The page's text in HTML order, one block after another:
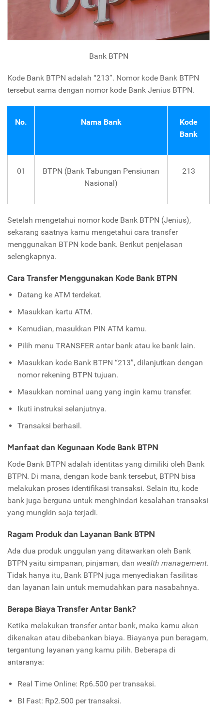
Bank BTPN
Kode Bank BTPN adalah “213”. Nomor kode Bank BTPN
tersebut sama dengan nomor kode Bank Jenius BTPN.
No. Nama Bank
Kode
Bank
01
BTPN (Bank Tabungan Pensiunan
Nasional)
213
Setelah mengetahui nomor kode Bank BTPN (Jenius),
sekarang saatnya kamu mengetahui cara transfer
menggunakan BTPN kode bank. Berikut penjelasan
selengkapnya.
Cara Transfer Menggunakan Kode Bank BTPN
Datang ke ATM terdekat.
Masukkan kartu ATM.
Kemudian, masukkan PIN ATM kamu.
Pilih menu TRANSFER antar bank atau ke bank lain.
Masukkan kode Bank BTPN “213”, dilanjutkan dengan
nomor rekening BTPN tujuan.
Masukkan nominal uang yang ingin kamu transfer.
Ikuti instruksi selanjutnya.
Transaksi berhasil.
Manfaat dan Kegunaan Kode Bank BTPN
Kode Bank BTPN adalah identitas yang dimiliki oleh Bank
BTPN. Di mana, dengan kode bank tersebut, BTPN bisa
melakukan proses identifikasi transaksi. Selain itu, kode
bank juga berguna untuk menghindari kesalahan transaksi
yang mungkin saja terjadi.
Ragam Produk dan Layanan Bank BTPN
Ada dua produk unggulan yang ditawarkan oleh Bank
BTPN yaitu simpanan, pinjaman, dan wealth management.
Tidak hanya itu, Bank BTPN juga menyediakan fasilitas
dan layanan lain untuk memudahkan para nasabahnya.
Berapa Biaya Transfer Antar Bank?
Ketika melakukan transfer antar bank, maka kamu akan
dikenakan atau dibebankan biaya. Biayanya pun beragam,
tergantung layanan yang kamu pilih. Beberapa di
antaranya:
Real Time Online: Rp6.500 per transaksi.
BI Fast: Rp2.500 per transaksi.